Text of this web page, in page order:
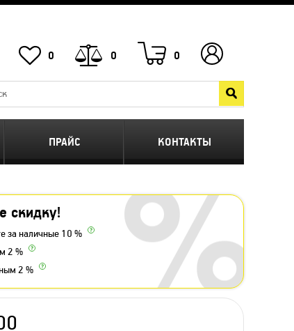
0 0 0
ПРАЙС КОНТАКТЫ
скидку!
за наличные 10 %
2 %
2 %